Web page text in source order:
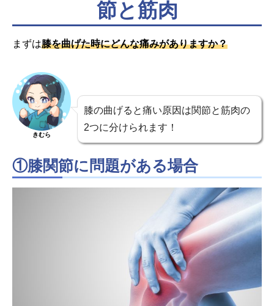
節と筋肉
まずは膝を曲げた時にどんな痛みがありますか？
きむら
膝の曲げると痛い原因は関節と筋肉の
2つに分けられます！
①膝関節に問題がある場合